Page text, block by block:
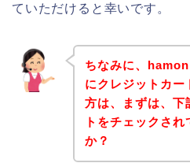
ていただけると幸いです。
ちなみに、
にクレジットカー
方は、まずは、
トをチェックさ
か？